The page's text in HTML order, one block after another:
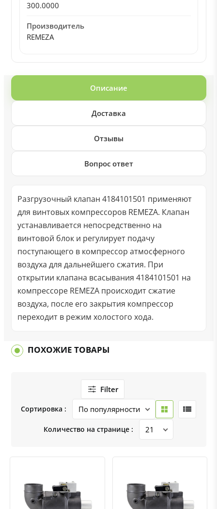
300.0000
Производитель
REMEZA
Описание
Доставка
Отзывы
Вопрос ответ
Разгрузочный клапан 4184101501 применяют
для винтовых компрессоров REMEZA. Клапан
устанавливается непосредственно на
винтовой блок и регулирует подачу
поступающего в компрессор атмосферного
воздуха для дальнейшего сжатия. При
открытии клапана всасывания 4184101501 на
компрессоре REMEZA происходит сжатие
воздуха, после его закрытия компрессор
переходит в режим холостого хода.
ПОХОЖИЕ ТОВАРЫ
Filter
Сортировка :
Количество на странице :